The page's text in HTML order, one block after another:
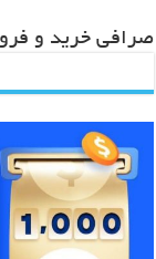
صرافی خرید و